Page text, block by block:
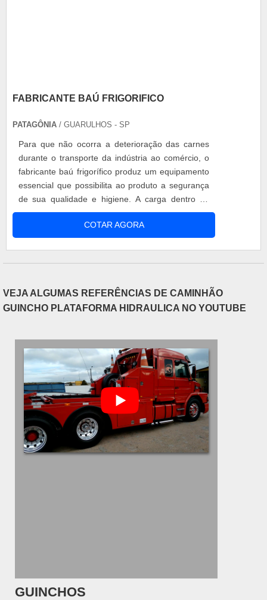
FABRICANTE BAÚ FRIGORIFICO
PATAGÔNIA / GUARULHOS - SP
Para que não ocorra a deterioração das carnes
durante o transporte da indústria ao comércio, o
fabricante baú frigorífico produz um equipamento
essencial que possibilita ao produto a segurança
de sua qualidade e higiene. A carga dentro do
baú frigorífico deve ser transportada mediante as
condições: em ganchos e barras de aço inox; o
ambiente deve estar com a temperatura
COTAR AGORA
VEJA ALGUMAS REFERÊNCIAS DE CAMINHÃO
GUINCHO PLATAFORMA HIDRAULICA NO YOUTUBE
GUINCHOS